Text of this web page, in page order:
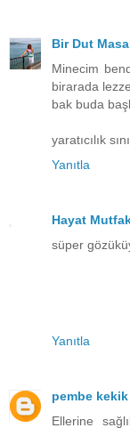
Bir Dut
Minecim
birarada
bak buda
yaratıcılık
Yanıtla
Hayat
süper
Yanıtla
pembe kekik
Ellerine